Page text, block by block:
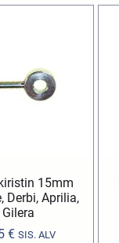
15mm
Derbi, Aprilia,
Gilera
€ SIS. ALV